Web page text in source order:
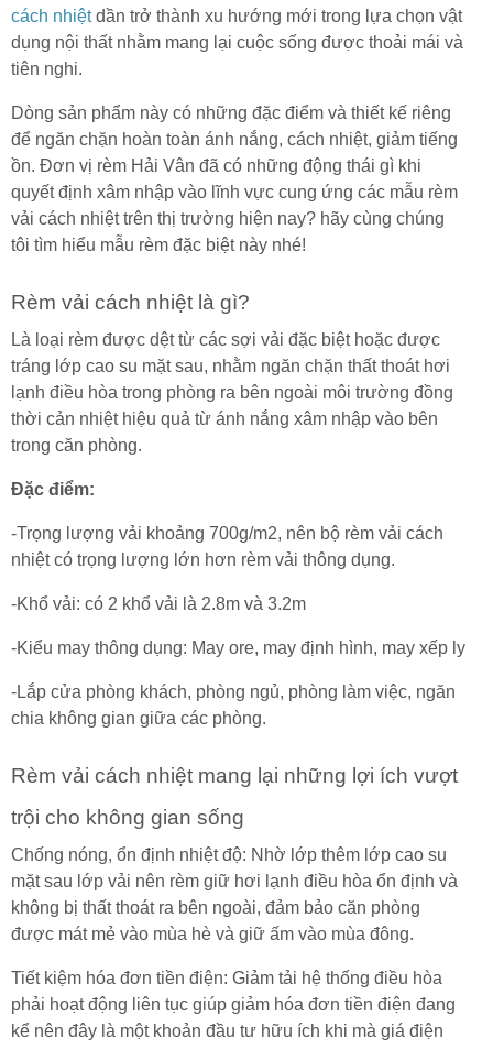
cách nhiệtdần trở thành xu hướng mới trong lựa chọn vật
dụng nội thất nhằm mang lại cuộc sống được thoải mái và
tiên nghi.
Dòng sản phẩm này có những đặc điểm và thiết kế riêng
để ngăn chặn hoàn toàn ánh nắng, cách nhiệt, giảm tiếng
ồn. Đơn vị rèm Hải Vân đã có những động thái gì khi
quyết định xâm nhập vào lĩnh vực cung ứng các mẫu rèm
vải cách nhiệt trên thị trường hiện nay? hãy cùng chúng
tôi tìm hiểu mẫu rèm đặc biệt này nhé!
Rèm vải cách nhiệt là gì?
Là loại rèm được dệt từ các sợi vải đặc biệt hoặc được
tráng lớp cao su mặt sau, nhằm ngăn chặn thất thoát hơi
lạnh điều hòa trong phòng ra bên ngoài môi trường đồng
thời cản nhiệt hiệu quả từ ánh nắng xâm nhập vào bên
trong căn phòng.
Đặc điểm:
-Trọng lượng vải khoảng 700g/m2, nên bộ rèm vải cách
nhiệt có trọng lượng lớn hơn rèm vải thông dụng.
-Khổ vải: có 2 khổ vải là 2.8m và 3.2m
-Kiểu may thông dụng: May ore, may định hình, may xếp ly
-Lắp cửa phòng khách, phòng ngủ, phòng làm việc, ngăn
chia không gian giữa các phòng.
Rèm vải cách nhiệt mang lại những lợi ích vượt
trội cho không gian sống
Chống nóng, ổn định nhiệt độ: Nhờ lớp thêm lớp cao su
mặt sau lớp vải nên rèm giữ hơi lạnh điều hòa ổn định và
không bị thất thoát ra bên ngoài, đảm bảo căn phòng
được mát mẻ vào mùa hè và giữ ấm vào mùa đông.
Tiết kiệm hóa đơn tiền điện: Giảm tải hệ thống điều hòa
phải hoạt động liên tục giúp giảm hóa đơn tiền điện đang
kể nên đây là một khoản đầu tư hữu ích khi mà giá điện